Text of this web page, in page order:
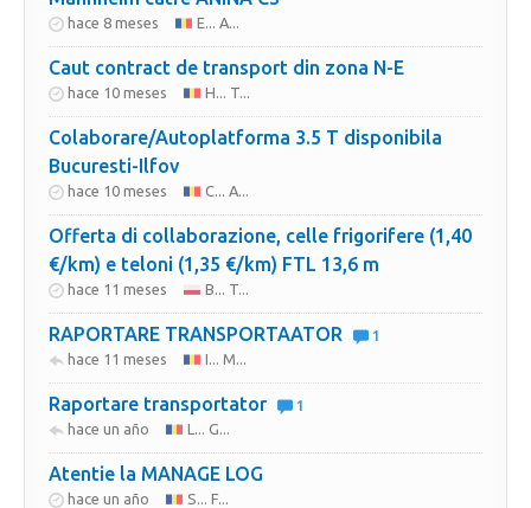
hace 8 meses E... A...
Caut contract de transport din zona N-E
hace 10 meses H... T...
Colaborare/Autoplatforma 3.5 T disponibila
Bucuresti-Ilfov
hace 10 meses C... A...
Offerta di collaborazione, celle frigorifere (1,40
€/km) e teloni (1,35 €/km) FTL 13,6 m
hace 11 meses B... T...
RAPORTARE TRANSPORTAATOR
1
hace 11 meses
I... M...
Raportare transportator
1
hace un año
L... G...
Atentie la MANAGE LOG
hace un año S... F...